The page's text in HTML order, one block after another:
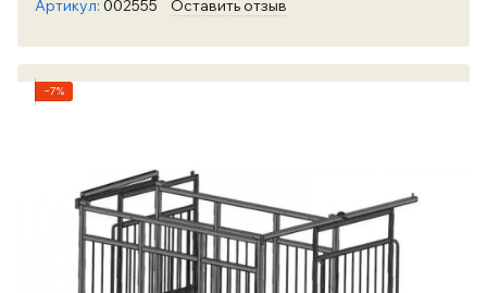
Артикул: 002555 Оставить отзыв
−7%